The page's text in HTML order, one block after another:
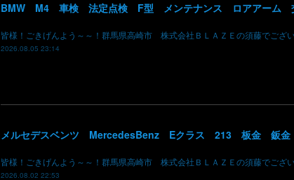
BMW M4 車検 法定点検 F型 メンテナンス ロアアーム
皆様！ごきげんよう～～！群馬県高崎市 株式会社ＢＬＡＺＥの須藤でござ
2026.08.05 23:14
皆様！ごきげんよう～～！群馬県高崎市 株式会社ＢＬＡＺＥの須藤でござ
2026.08.02 22:53